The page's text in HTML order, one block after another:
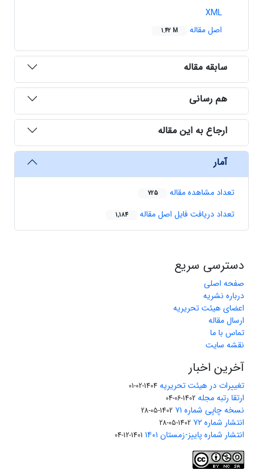
XML
اصل مقاله
1.42 M
سابقه مقاله
هم رسانی
ارجاع به این مقاله
آمار
تعداد مشاهده مقاله 725
تعداد دریافت فایل اصل مقاله 1,184
دسترسی سریع
صفحه اصلی
درباره نشریه
اعضای هیئت تحریریه
ارسال مقاله
تماس با ما
نقشه سایت
آخرین اخبار
تغییرات در هیئت تحریریه 1404-02-01
ارتقا رتبه مجله 1402-06-04
نسخه چاپی شماره ۷۱ 1402-05-28
انتشار شماره ۷۲ 1402-05-28
انتشار شماره پاییز-زمستان ۱۴۰۱ 1401-12-04